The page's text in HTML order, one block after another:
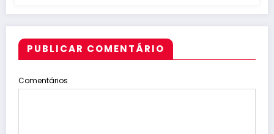
PUBLICAR COMENTÁRIO
Comentários